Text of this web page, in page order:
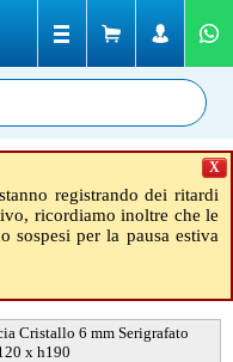
registrando dei ritardi
ricordiamo inoltre che le
sospesi per la pausa estiva
X
Cristallo 6 mm Serigrafato
x h190